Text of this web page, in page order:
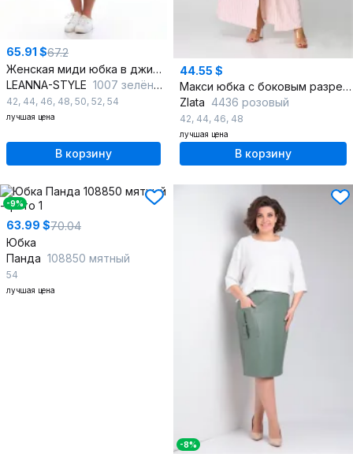
65.91 $67.2
Женская миди юбка в джинсовом стиле с карманами
LEANNA-STYLE 1007 зелёный
42, 44, 46, 48, 50, 52, 54
лучшая цена
В корзину
44.55 $
Макси юбка с боковым разрезом и асимметрией
Zlata 4436 розовый
42, 44, 46, 48
лучшая цена
В корзину
-9%
63.99 $70.04
Юбка
Панда 108850 мятный
54
лучшая цена
-8%